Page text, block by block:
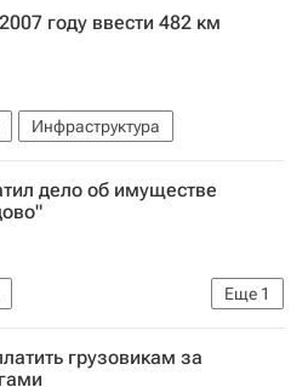
году ввести 482 км
Инфраструктура
дело об имуществе
Еще 1
грузовикам за